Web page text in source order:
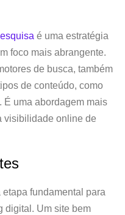
é uma estratégia
foco mais abrangente.
de busca, também
de conteúdo, como
É uma abordagem mais
visibilidade online de
etapa fundamental para
digital. Um site bem